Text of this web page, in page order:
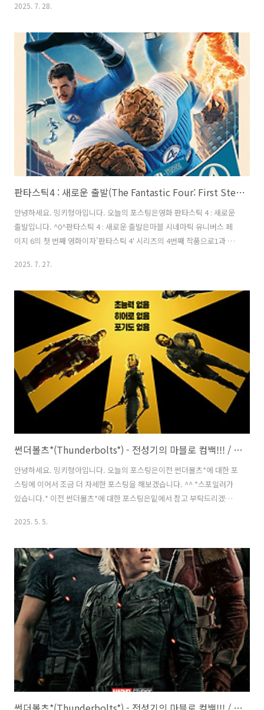
Fantastic Four: First Steps) - 인상적이면서도 생각보다 잔잔? 무난
: 새로운 출발입니다. ^0^판타스틱 4 : 새로운 출발은마블 시네마틱 유니
버스 페이지 6의 첫 번째 영화이자'판타스틱 4' 시리즈의 4mingky-
hyung-a.com인상적이었던 부분영리한 스토리 진행판타스틱 4 : 새로
운 출발은 '판타스틱 4'가 결성되고 4년이..
2025. 7. 28.
판타스틱4 : 새로운 출발(The Fantastic Four: First Steps) - 인상적이면서도 생각보다 잔잔? 무난해? 보기 편한 영화 / 솔직 후기, 정보, 쿠키 영상
안녕하세요. 밍키형아입니다. 오늘의 포스팅은영화 판타스틱 4 : 새로운
출발입니다. ^0^판타스틱 4 : 새로운 출발은마블 시네마틱 유니버스 페
이지 6의 첫 번째 영화이자'판타스틱 4' 시리즈의 4번째 작품으로1과 2
데다가뭔가... 재미없을 것 같아 안 봤었기에... 이번에 '판타스틱 4' 시리
둘이 뭔가 이어질 것 같아기대감이 저절로 상승해 개봉만을 기다리다가
드디어 오늘 관람하고 왔습니다. 기본정보장르 : 슈퍼히어로, SF, 액션,
등급 : 12세 이상 관람가개봉일 : 2025년 7월 24일러닝타임 : 114분 감독
: 맷 샤크먼출연 : 패드로 파스칼, 바네사 커비, 조..
2025. 7. 27.
썬더볼츠*(Thunderbolts*) - 전성기의 마블로 컴백!!! / 솔직 심층 후기
안녕하세요. 밍키형아입니다. 오늘의 포스팅은이전 썬더볼츠*에 대한 포
스팅에 이어서 조금 더 자세한 포스팅을 해보겠습니다. ^^ *스포일러가
있습니다.* 이전 썬더볼츠*에 대한 포스팅은밑에서 참고 부탁드리겠습
심층 후기안녕하세요. 밍키형아입니다. 오늘의 포스팅은영화 썬더볼츠*
동안 너무나도 실망스러웠기에이제는 그냥 옛정으로 본다는mingky-
hyung-a.com짜임새 있는 스토리와 자연스러운 코믹신 썬더볼츠*는 히
어로물이지만 각자의 아픔을 가지고 있는소이 말하는 루저들의 성장스
토리가 메인입니다. 그래서 액션신보다는 서정적인 면이 좀 있어 긴장감
이 ..
2025. 5. 5.